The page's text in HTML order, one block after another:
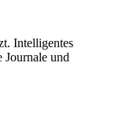
Intelligentes
und